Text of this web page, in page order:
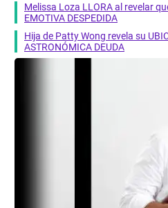
Melissa Loza LLORA al revelar
EMOTIVA DESPEDIDA
Hija de Patty Wong revela su
ASTRONÓMICA DEUDA